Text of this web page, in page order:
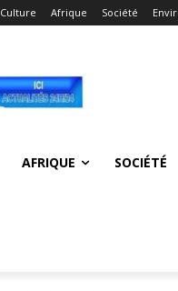
Culture Afrique Société
AFRIQUE SOCIÉTÉ